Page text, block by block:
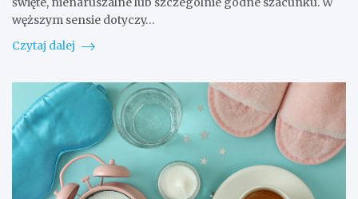
węższym sensie dotyczy…
Czytaj dalej